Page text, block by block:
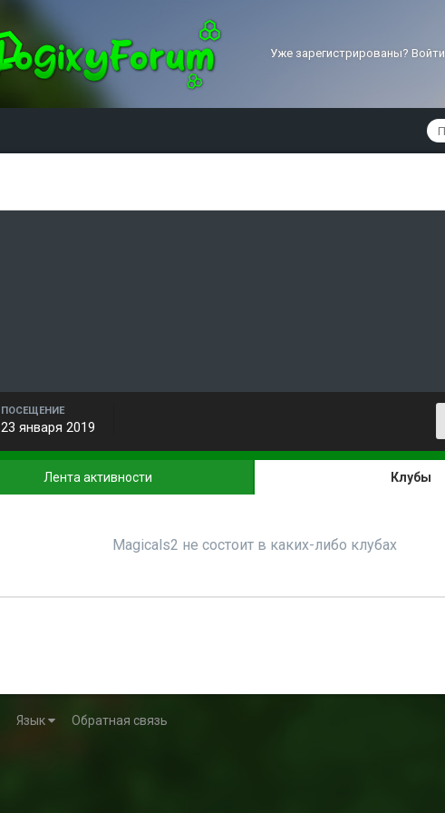
Уже зарегистрированы? Войти
ПОСЕЩЕНИЕ
23 января 2019
Лента активности Клубы
Magicals2 не состоит в каких-либо клубах
Язык Обратная связь